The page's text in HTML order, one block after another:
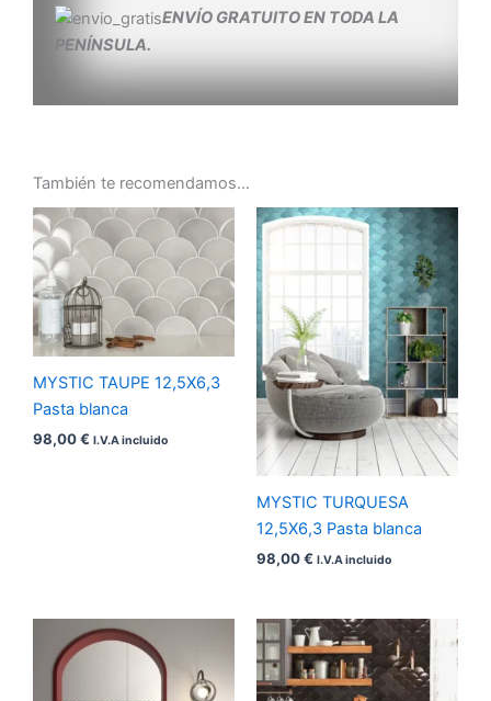
ENVÍO GRATUITO EN TODA LA
PENÍNSULA.
También te recomendamos…
MYSTIC TAUPE 12,5X6,3
Pasta blanca
98,00€ I.V.A incluido
MYSTIC TURQUESA
12,5X6,3 Pasta blanca
98,00€ I.V.A incluido